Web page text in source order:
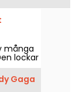
många
lockar
här hela
över
Gaga